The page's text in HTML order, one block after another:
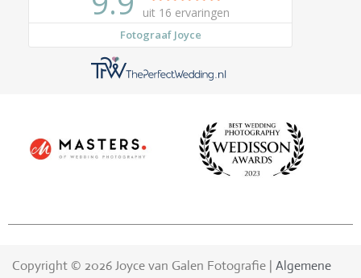
Copyright © 2026 Joyce van Galen Fotografie | Algemene